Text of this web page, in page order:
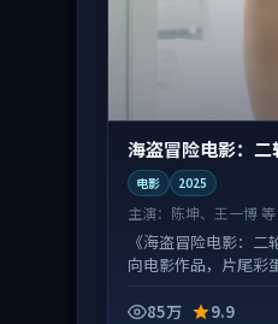
海盗冒险电影：二
电影 2025
主演： 陈坤、王一博 等
《海盗冒险电影：
向电影作品，片尾彩
85万
9.9